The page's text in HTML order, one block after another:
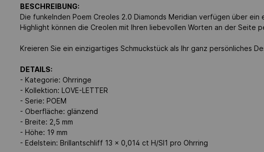
BESCHREIBUNG:
Die funkelnden Poem Creoles 2.0 Diamonds Meridian verfügen über
Highlight können die Creolen mit Ihren liebevollen Worten an der Seite
Kreieren Sie ein einzigartiges Schmuckstück als Ihr ganz persönliches
DETAILS:
- Kategorie: Ohrringe
- Kollektion: LOVE-LETTER
- Serie: POEM
- Oberfläche: glänzend
- Breite: 2,5 mm
- Höhe: 19 mm
- Edelstein: Brillantschliff 13 x 0,014 ct H/SI1 pro Ohrring